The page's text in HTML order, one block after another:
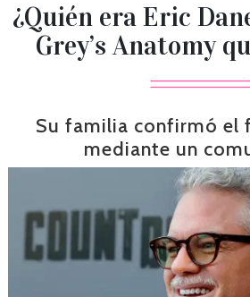
¿Quién era Eric
Grey’s Anatomy
Su familia confirmó el
mediante un